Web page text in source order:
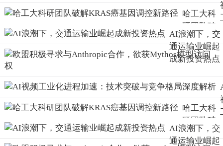
哈工大科
研团队破
解KRAS癌
基因调控
新路径
AI浪潮下，交
通运输业崛起
成新投资热点
哈工大科
研团队破
解KRAS癌
AI浪潮下，交
通运输业崛起